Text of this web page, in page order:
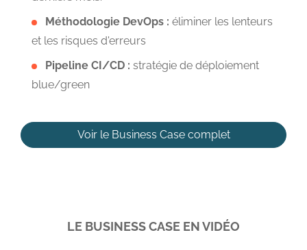
Méthodologie DevOps : éliminer les lenteurs
et les risques d'erreurs
Pipeline CI/CD : stratégie de déploiement
blue/green
Voir le Business Case complet
LE BUSINESS CASE EN VIDÉO